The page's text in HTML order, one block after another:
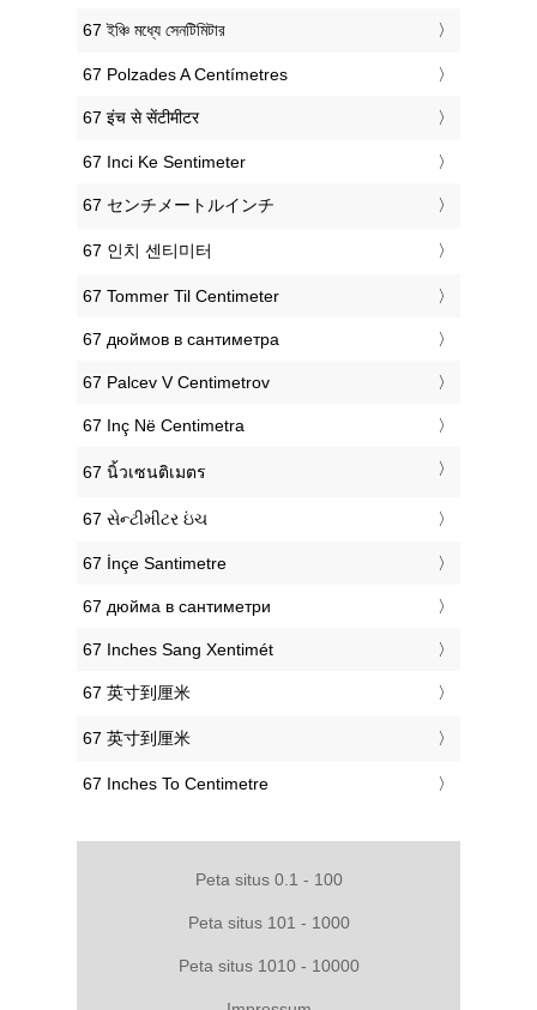
‎67 ইঞ্চি মধ্যে সেনটিমিটার
‎67 Polzades A Centímetres
‎67 इंच से सेंटीमीटर
‎67 Inci Ke Sentimeter
‎67 センチメートルインチ
‎67 인치 센티미터
‎67 Tommer Til Centimeter
‎67 дюймов в сантиметра
‎67 Palcev V Centimetrov
‎67 Inç Në Centimetra
‎67 นิ้วเซนติเมตร
‎67 સેન્ટીમીટર ઇંચ
‎67 İnçe Santimetre
‎67 дюйма в сантиметри
‎67 Inches Sang Xentimét
‎67 英寸到厘米
‎67 英寸到厘米
‎67 Inches To Centimetre
Peta situs 0.1 - 100
Peta situs 101 - 1000
Peta situs 1010 - 10000